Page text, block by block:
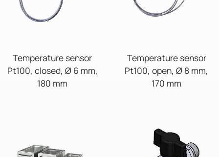
Temperature sensor
Pt100, closed, Ø 6 mm,
180 mm
Temperature sensor
Pt100, open, Ø 8 mm,
170 mm